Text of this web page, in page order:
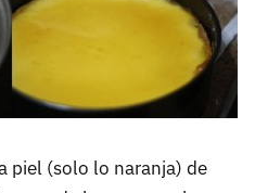
piel (solo lo naranja) de